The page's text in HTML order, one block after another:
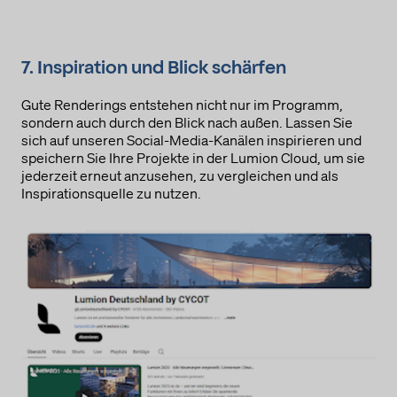
7. Inspiration und Blick schärfen
Gute Renderings entstehen nicht nur im Programm,
sondern auch durch den Blick nach außen. Lassen Sie
sich auf unseren Social-Media-Kanälen inspirieren und
speichern Sie Ihre Projekte in der Lumion Cloud, um sie
jederzeit erneut anzusehen, zu vergleichen und als
Inspirationsquelle zu nutzen.
Zwecke. Die gesammelten Daten können nicht für einen
gespeichert werden.
Werbung
Genutzte Technologien
Cookies
Pixel-Tags
Diese Liste enthält alle (persönlichen) Daten, die von oder
durch die Nutzung dieses Dienstes gesammelt werden.
IP-Adresse
Browser-Informationen
Nutzungsdaten
Datum und Uhrzeit des Besuchs
Standort-Informationen
Cookie ID
Rechtsgrundlage